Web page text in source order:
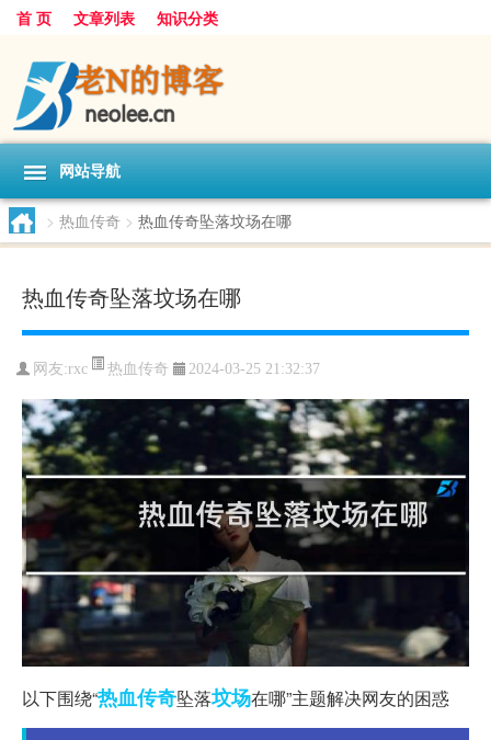
首 页 文章列表 知识分类
网站导航
> 热血传奇 > 热血传奇坠落坟场在哪
热血传奇坠落坟场在哪
网友:rxc 热血传奇 2024-03-25 21:32:37
以下围绕“热血传奇坠落坟场在哪”主题解决网友的困惑